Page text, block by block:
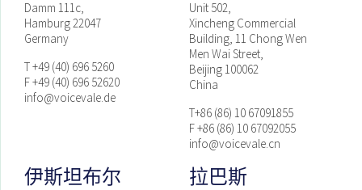
Damm 111c,
Hamburg 22047
Germany
T +49 (40) 696 5260
F +49 (40) 696 52620
info@voicevale.de
Unit 502,
Xincheng Commercial
Building, 11 Chong Wen
Men Wai Street,
Beijing 100062
China
T+86 (86) 10 67091855
F +86 (86) 10 67092055
info@voicevale.cn
伊斯坦布尔 拉巴斯